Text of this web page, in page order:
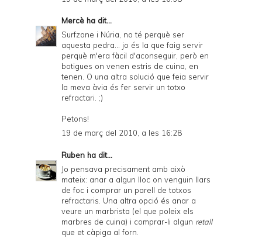
Mercè ha dit...
Surfzone i Núria, no té perquè ser
aquesta pedra... jo és la que faig servir
perquè m'era fàcil d'aconseguir, però en
botigues on venen estris de cuina, en
tenen. O una altra solució que feia servir
la meva àvia és fer servir un totxo
refractari. ;)
Petons!
19 de març del 2010, a les 16:28
Ruben ha dit...
Jo pensava precisament amb això
mateix: anar a algun lloc on venguin llars
de foc i comprar un parell de totxos
refractaris. Una altra opció és anar a
veure un marbrista (el que poleix els
marbres de cuina) i comprar-li algun retall
que et càpiga al forn.